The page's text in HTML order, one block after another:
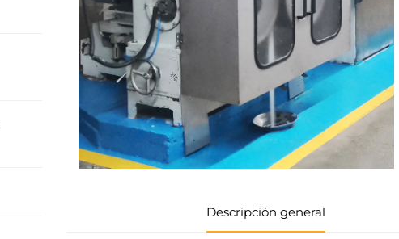
Descripción general